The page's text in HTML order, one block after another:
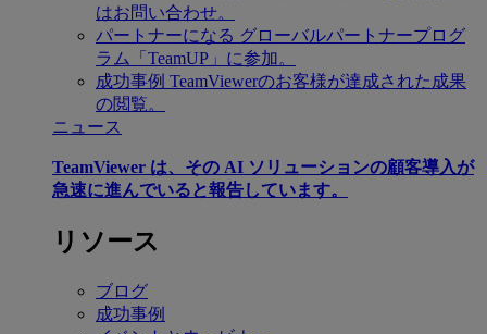
はお問い合わせ。
パートナーになる グローバルパートナープログ
ラム「TeamUP」に参加。
成功事例 TeamViewerのお客様が達成された成果
の閲覧。
ニュース
TeamViewer は、その AI ソリューションの顧客導入が
急速に進んでいると報告しています。
リソース
ブログ
成功事例